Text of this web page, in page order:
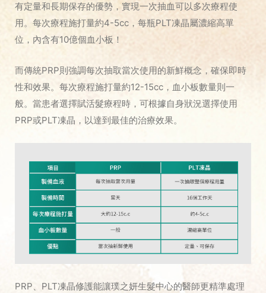
有定量和長期保存的優勢，實現一次抽血可以多次療程使
用。每次療程施打量約4-5cc，每瓶PLT凍晶屬濃縮高單
位，內含有10億個血小板！
而傳統PRP則強調每次抽取當次使用的新鮮概念，確保即時
性和效果。每次療程施打量約12-15cc，血小板數量則一
般。當患者選擇賦活髮療程時，可根據自身狀況選擇使用
PRP或PLT凍晶，以達到最佳的治療效果。
PRP、PLT凍晶修護能讓璞之妍生髮中心的醫師更精準處理